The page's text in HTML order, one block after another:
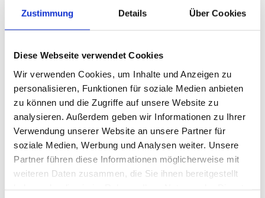
Zustimmung Details Über Cookies
Diese Webseite verwendet Cookies
Wir verwenden Cookies, um Inhalte und Anzeigen zu
personalisieren, Funktionen für soziale Medien anbieten
zu können und die Zugriffe auf unsere Website zu
analysieren. Außerdem geben wir Informationen zu Ihrer
Verwendung unserer Website an unsere Partner für
soziale Medien, Werbung und Analysen weiter. Unsere
Partner führen diese Informationen möglicherweise mit
weiteren Daten zusammen, die Sie ihnen bereitgestellt